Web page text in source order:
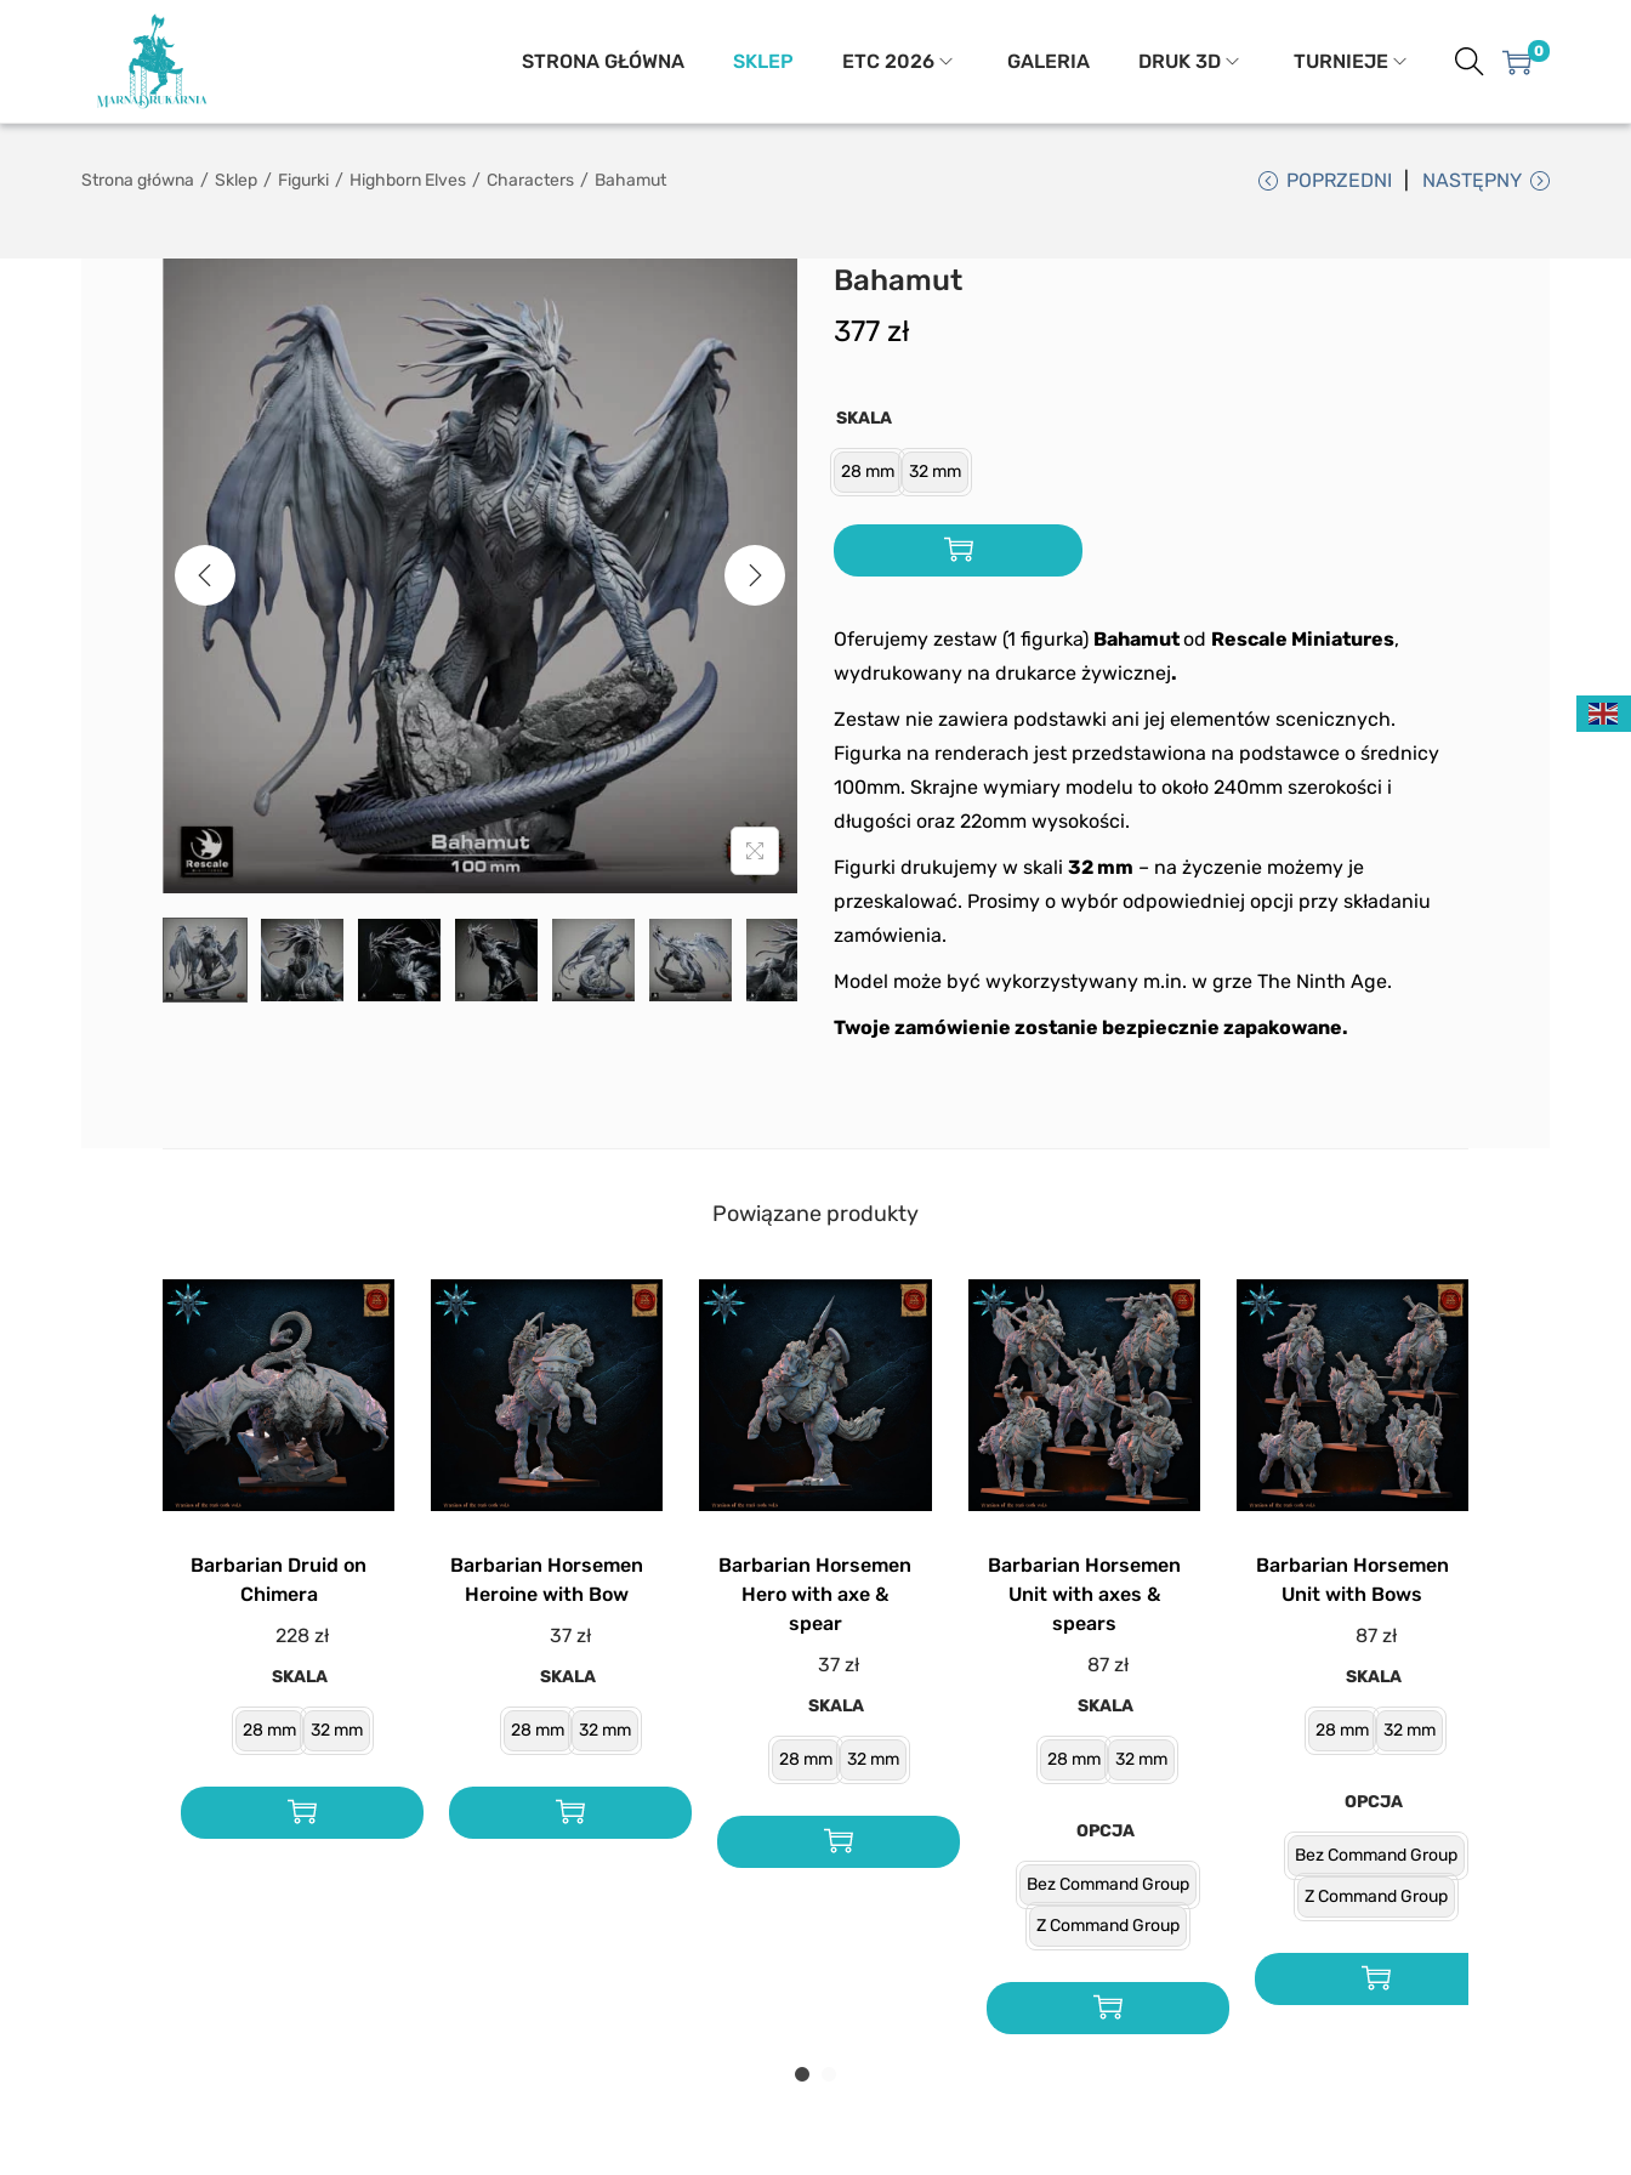
STRONA GŁÓWNA SKLEP ETC 2026 GALERIA DRUK 3D TURNIEJE 0
Strona główna / Sklep / Figurki / Highborn Elves / Characters / Bahamut POPRZEDNI NASTĘPNY
Bahamut
377 zł
Oferujemy zestaw (1 figurka) Bahamutod Rescale Miniatures,
wydrukowany na drukarce żywicznej.
Zestaw nie zawiera podstawki ani jej elementów scenicznych.
Figurka na renderach jest przedstawiona na podstawce o średnicy
100mm. Skrajne wymiary modelu to około 240mm szerokości i
długości oraz 22omm wysokości.
Figurki drukujemy w skali 32 mm – na życzenie możemy je
przeskalować. Prosimy o wybór odpowiedniej opcji przy składaniu
zamówienia.
Model może być wykorzystywany m.in. w grze The Ninth Age.
Twoje zamówienie zostanie bezpiecznie zapakowane.
SKALA
28 mm 32 mm
Powiązane produkty
Barbarian Druid on
Chimera
228zł
SKALA
28 mm 32 mm
Barbarian Horsemen
Heroine with Bow
37zł
SKALA
28 mm 32 mm
Barbarian Horsemen
Hero with axe &
spear
37zł
SKALA
28 mm 32 mm
Barbarian Horsemen
Unit with axes &
spears
87 zł
SKALA
28 mm 32 mm
OPCJA
Bez Command Group
Z Command Group
Barbarian Horsemen
Unit with Bows
87 zł
SKALA
28 mm 32 mm
OPCJA
Bez Command Group
Z Command Group